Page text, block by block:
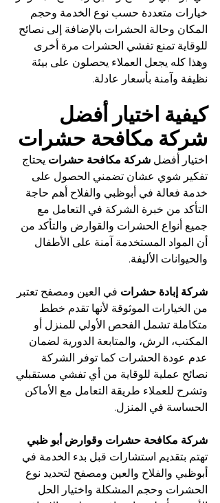
خيارات متعددة حسب نوع الخدمة وحجم
المكان وحالة الحشرات بالإضافة إلى نصائح
للوقاية تمنع تفشي الحشرات مرة أخرى
وهذا كله يجعل العملاء يحصلون على بيئة
نظيفة وآمنة بأسعار عادلة.
كيفية اختيار أفضل
شركة مكافحة حشرات
اختيار أفضل شركة مكافحة حشرات يحتاج
تفكير شوي عشان تضمني الحصول على
خدمة فعالة في أبوظبي والفلاح أهم حاجة
التأكد من خبرة الشركة في التعامل مع
جميع أنواع الحشرات والقوارض والتأكد من
أن المواد المستخدمة آمنة على الأطفال
والحيوانات الأليفة.
شركة إبادة حشرات في العين ومصفح تعتبر
من الخيارات الموثوقة لأنها تقدم خطط
متكاملة تشمل الفحص الأولي للمنزل أو
المكتب، الرش، والمتابعة الدورية لضمان
عدم عودة الحشرات كما توفر الشركة
نصائح عملية للوقاية من أي تفشي مستقبلي
وتشرح للعملاء طريقة التعامل مع الأماكن
الحساسة في المنزل.
شركة مكافحة حشرات وقوارض أبو ظبي
تهتم بتقديم استشارات قبل بدء الخدمة في
أبوظبي والفلاح والعين ومصفح لتحديد نوع
الحشرات وحجم المشكلة واختيار الحل